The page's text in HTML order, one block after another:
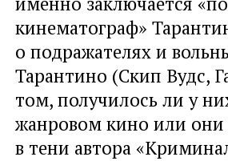
кинематограф»
о подражателях и
Тарантино (Скип Вудс,
том, получилось ли у
жанровом кино или они
в тени автора